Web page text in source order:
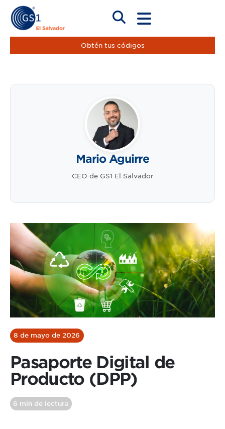
Obtén tus códigos
Mario Aguirre
CEO de GS1 El Salvador
8 de mayo de 2026
Pasaporte Digital de
Producto (DPP)
6 min de lectura